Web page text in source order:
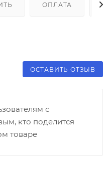
ОПЛАТА
ОСТАВИТЬ ОТЗЫВ
с
кто поделится
товаре